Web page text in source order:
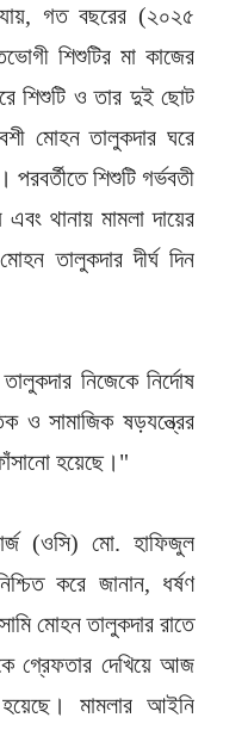
গত বছরের (২০২৫
শিশুটির মা কাজের
শিশুটি ও তার দুই ছোট
মোহন তালুকদার ঘরে
শিশুটি গর্ভবতী
থানায় মামলা দায়ের
তালুকদার দীর্ঘ দিন
নিজেকে নির্দোষ
ও সামাজিক ষড়যন্ত্রের
হয়েছে।"
(ওসি) মো. হাফিজুল
করে জানান, ধর্ষণ
মোহন তালুকদার রাতে
গ্রেফতার দেখিয়ে আজ
মামলার আইনি